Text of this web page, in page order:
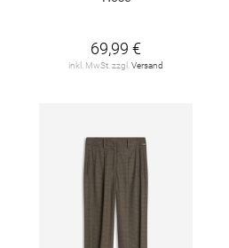
69,99 €
inkl. MwSt. zzgl.Versand